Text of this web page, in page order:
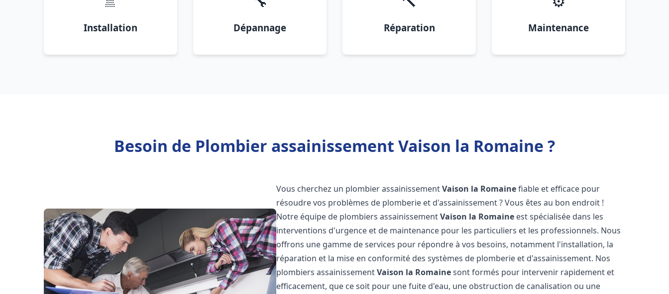
Installation Dépannage Réparation Maintenance
Besoin de Plombier assainissement Vaison la Romaine ?
Vous cherchez un plombier assainissementVaison la Romainefiable et efficace pour
résoudre vos problèmes de plomberie et d'assainissement ? Vous êtes au bon endroit !
Notre équipe de plombiers assainissementVaison la Romaine est spécialisée dans les
interventions d'urgence et de maintenance pour les particuliers et les professionnels. Nous
offrons une gamme de services pour répondre à vos besoins, notamment l'installation, la
réparation et la mise en conformité des systèmes de plomberie et d'assainissement. Nos
plombiers assainissementVaison la Romainesont formés pour intervenir rapidement et
efficacement, que ce soit pour une fuite d'eau, une obstruction de canalisation ou une